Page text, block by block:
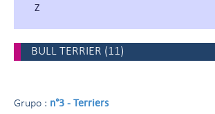
Z
BULL TERRIER (11)
Grupo : n°3 - Terriers